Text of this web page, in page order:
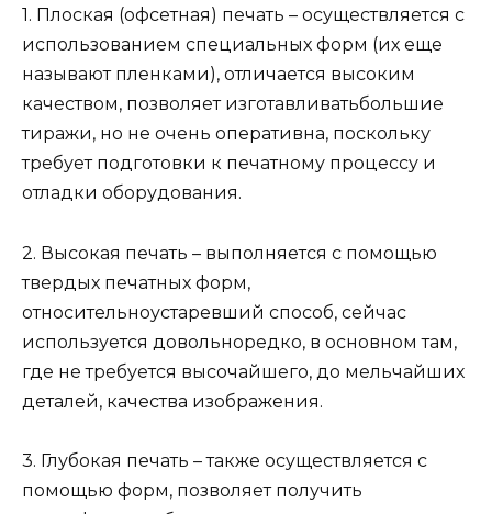
1. Плоская (офсетная) печать – осуществляется с
использованием специальных форм (их еще
называют пленками), отличается высоким
качеством, позволяет изготавливатьбольшие
тиражи, но не очень оперативна, поскольку
требует подготовки к печатному процессу и
отладки оборудования.
2. Высокая печать – выполняется с помощью
твердых печатных форм,
относительноустаревший способ, сейчас
используется довольноредко, в основном там,
где не требуется высочайшего, до мельчайших
деталей, качества изображения.
3. Глубокая печать – также осуществляется с
помощью форм, позволяет получить